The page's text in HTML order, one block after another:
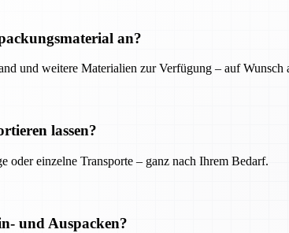
an?
und weitere Materialien zur Verfügung – auf Wunsch
lassen?
oder einzelne Transporte – ganz nach Ihrem Bedarf.
und Auspacken?